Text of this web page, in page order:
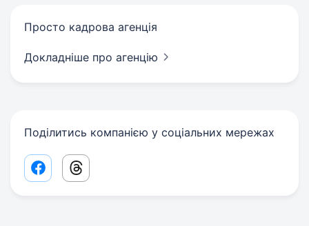
Просто кадрова агенція
Докладніше про агенцію
Поділитись компанією у соціальних мережах
Facebook share link
Threads share link